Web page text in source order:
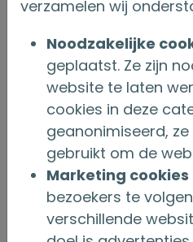
moment loop je
Afhankelijk van de
verzekeraar tussen het
en het daadwerkelijk
ingaande lijfrente of
Het kan zijn dat deze
is dan de rente die je nu
basis van de huidige
verzamelen wij
Noodzakelijke
geplaatst. Ze zijn
website te laten
cookies in deze
geanonimiseerd,
gebruikt om de
Marketing cookies
bezoekers te
verschillende